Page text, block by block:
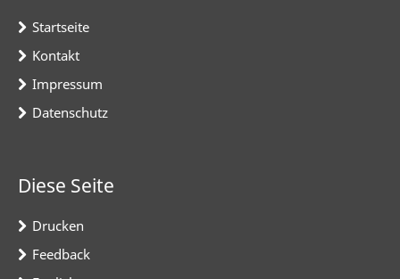
Startseite
Kontakt
Impressum
Datenschutz
Diese Seite
Drucken
Feedback